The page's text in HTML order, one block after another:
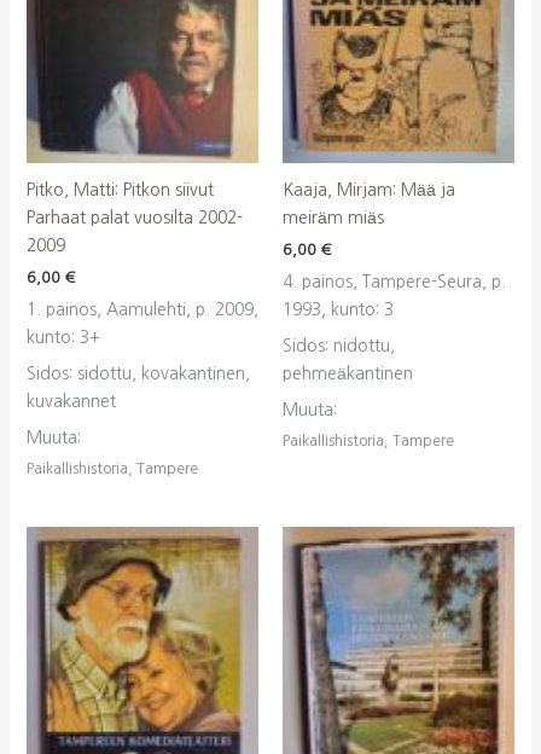
Pitko, Matti: Pitkon siivut
Parhaat palat vuosilta 2002-
2009
6,00 €
1. painos, Aamulehti, p. 2009,
kunto: 3+
Sidos: sidottu, kovakantinen,
kuvakannet
Muuta:
Paikallishistoria, Tampere
Kaaja, Mirjam: Mää ja
meiräm miäs
6,00 €
4. painos, Tampere-Seura, p.
1993, kunto: 3
Sidos: nidottu,
pehmeäkantinen
Muuta:
Paikallishistoria, Tampere